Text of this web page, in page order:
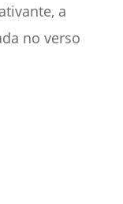
a
no verso